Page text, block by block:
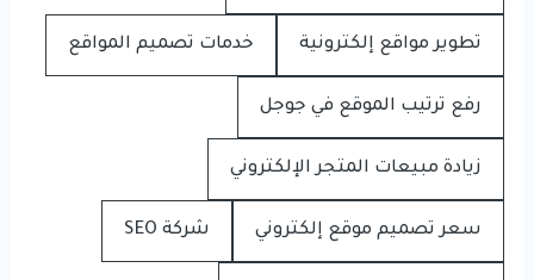
تطوير مواقع إلكترونية خدمات تصميم المواقع
رفع ترتيب الموقع في جوجل
زيادة مبيعات المتجر الإلكتروني
سعر تصميم موقع إلكتروني شركة SEO